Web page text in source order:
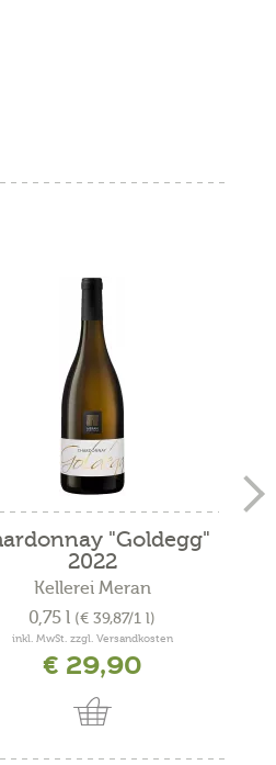
"Goldegg"
2022
Kellerei Meran
0,75 l (€ 39,87/1 l)
inkl. MwSt. zzgl. Versandkosten
€ 29,90